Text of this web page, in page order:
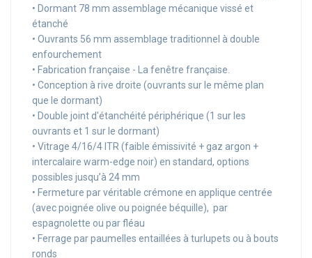
• Dormant 78 mm assemblage mécanique vissé et
étanché
• Ouvrants 56 mm assemblage traditionnel à double
enfourchement
• Fabrication française - La fenêtre française.
• Conception à rive droite (ouvrants sur le même plan
que le dormant)
• Double joint d'étanchéité périphérique (1 sur les
ouvrants et 1 sur le dormant)
• Vitrage 4/16/4 ITR (faible émissivité + gaz argon +
intercalaire warm-edge noir) en standard, options
possibles jusqu’à 24 mm
• Fermeture par véritable crémone en applique centrée
(avec poignée olive ou poignée béquille), par
espagnolette ou par fléau
• Ferrage par paumelles entaillées à turlupets ou à bouts
ronds